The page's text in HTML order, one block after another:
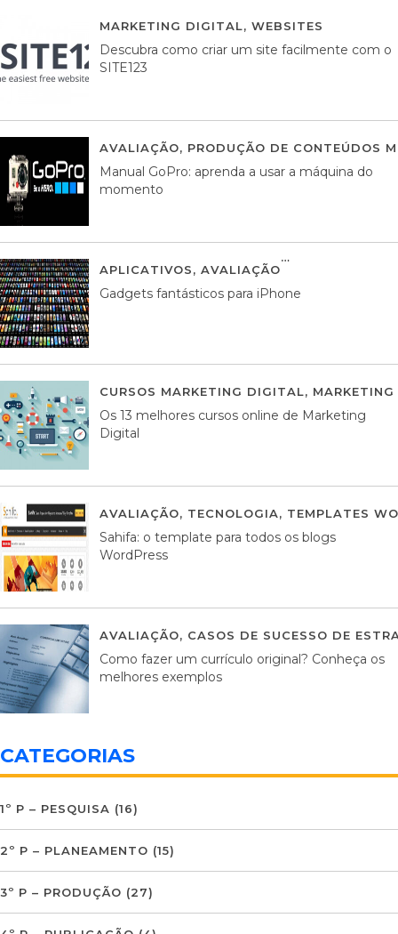
MARKETING DIGITAL, WEBSITES
Descubra como criar um site facilmente com o
SITE123
AVALIAÇÃO, PRODUÇÃO DE CONTEÚDOS
Manual GoPro: aprenda a usar a máquina do
momento
APLICATIVOS, AVALIAÇÃO
Gadgets fantásticos para iPhone
CURSOS MARKETING DIGITAL,
Os 13 melhores cursos online de Marketing
Digital
AVALIAÇÃO, TECNOLOGIA, TEMPLATES
Sahifa: o template para todos os blogs
WordPress
AVALIAÇÃO, CASOS DE SUCESSO DE
Como fazer um currículo original? Conheça os
melhores exemplos
CATEGORIAS
1º P – PESQUISA (16)
2º P – PLANEAMENTO (15)
3º P – PRODUÇÃO (27)